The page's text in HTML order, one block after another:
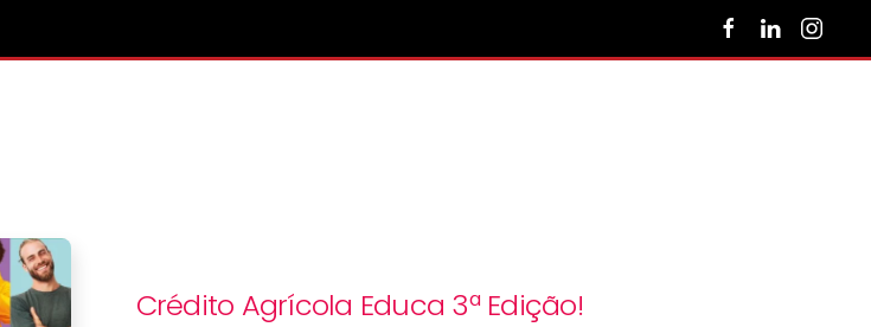
Crédito Agrícola Educa 3ª Edição!